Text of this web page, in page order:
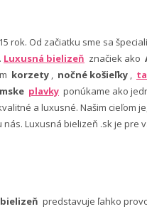
rok. Od začiatku sme sa
Luxusná bielizeň značiek ako
korzety , nočné košieľky ,
plavky ponúkame ako
a luxusné. Našim
nás. Luxusná bielizeň .sk je pre
predstavuje ľahko